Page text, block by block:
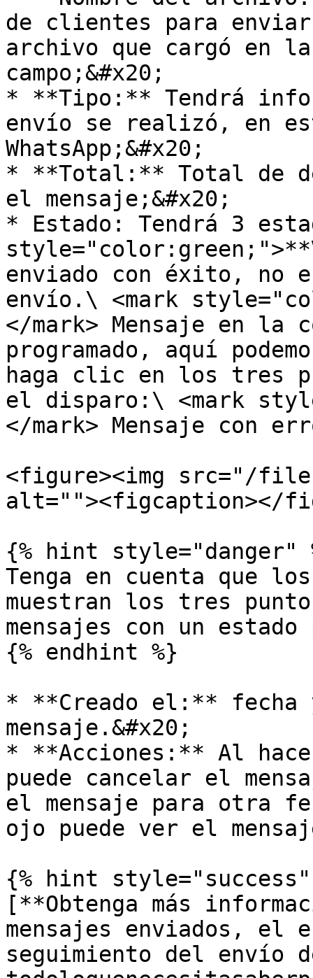
de clientes para
archivo que cargó en
campo;&#x20;
* **Tipo:** Tendrá
envío se realizó, en
WhatsApp;&#x20;
* **Total:** Total de
el mensaje;&#x20;
* Estado: Tendrá 3
enviado con éxito, no
envío.\ <mark
</mark> Mensaje en la
programado, aquí
haga clic en los tres
el disparo:\ <mark
</mark> Mensaje con
<figure><img src="/files/
alt=""><figcaption></
{% hint style="danger"
Tenga en cuenta que
muestran los tres
mensajes con un estado
{% endhint %}
* **Creado el:** fecha
mensaje.&#x20;
* **Acciones:** Al
puede cancelar el
el mensaje para otra
ojo puede ver el
{% hint style="success"
[**Obtenga más
mensajes enviados, el
seguimiento del envío